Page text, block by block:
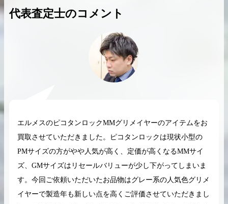
希少なリザード素材のバーキンの買取価格や
高く売るためのポイントを徹底解説
コラムをさらにみる
代表査定士のコメント
エルメスのピコタンロックMMグリメイヤーのアイテムをお
買取させていただきました。ピコタンロックは現状小型の
PMサイズの方がやや人気が高く、定価が高くなるMMサイ
ズ、GMサイズはリセールバリューが少し下がってしまいま
す。今回ご依頼いただいたお品物はグレー系の人気色グリメ
イヤーで製造年も新しい点を高くご評価させていただきまし